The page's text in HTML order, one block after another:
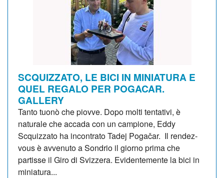
SCQUIZZATO, LE BICI IN MINIATURA E
QUEL REGALO PER POGACAR.
GALLERY
Tanto tuonò che piovve. Dopo molti tentativi, è
naturale che accada con un campione, Eddy
Scquizzato ha incontrato Tadej Pogačar. Il rendez-
vous è avvenuto a Sondrio il giorno prima che
partisse il Giro di Svizzera. Evidentemente la bici in
miniatura...